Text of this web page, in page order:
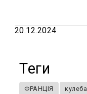
20.12.2024
Теги
ФРАНЦІЯ кулеба